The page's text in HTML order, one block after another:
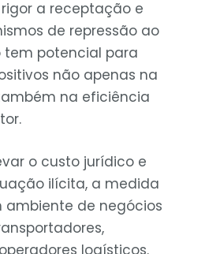
a receptação e
de repressão ao
tem potencial para
não apenas na
na eficiência
o custo jurídico e
ilícita, a medida
ambiente de negócios
logísticos.